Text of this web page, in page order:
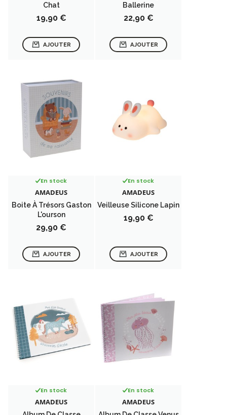
Chat
Prix
19,90 €
AJOUTER
Ballerine
Prix
22,90 €
AJOUTER
En stock
AMADEUS
Boite À Trésors Gaston
L'ourson
Prix
29,90 €
AJOUTER
En stock
AMADEUS
Veilleuse Silicone Lapin
Prix
19,90 €
AJOUTER
En stock
AMADEUS
En stock
AMADEUS